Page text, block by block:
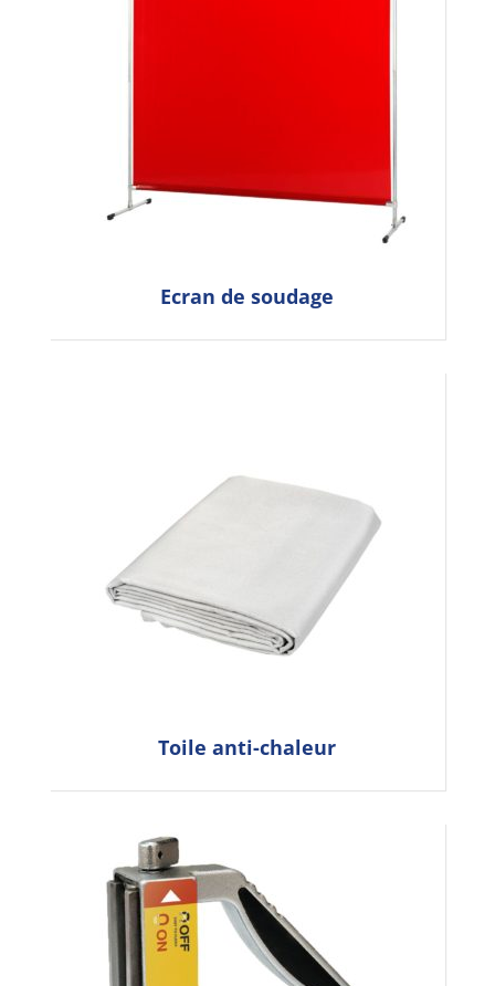
Ecran de soudage
Toile anti-chaleur